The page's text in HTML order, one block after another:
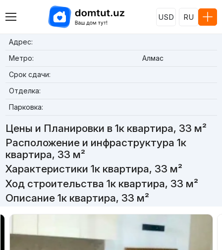
USD RU
Адрес:
Метро:
Алмас
Срок сдачи:
Отделка:
Парковка:
Цены и Планировки в 1к квартира, 33 м²
Расположение и инфраструктура 1к
квартира, 33 м²
Характеристики 1к квартира, 33 м²
Ход строительства 1к квартира, 33 м²
Описание 1к квартира, 33 м²